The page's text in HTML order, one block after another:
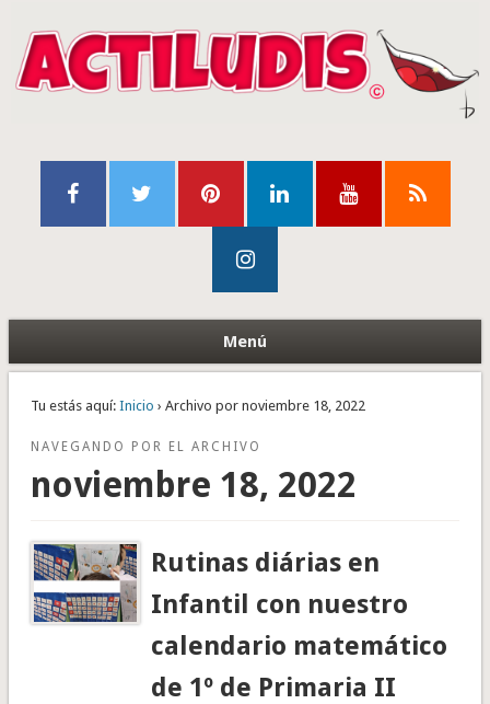
Menú
Tu estás aquí: Inicio › Archivo por noviembre 18, 2022
NAVEGANDO POR EL ARCHIVO
noviembre 18, 2022
Rutinas diárias en
Infantil con nuestro
calendario matemático
de 1º de Primaria II